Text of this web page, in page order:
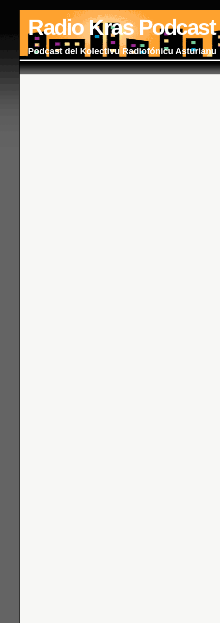
Radio Kras Podcast
Podcast del Kolectivu Radiofónicu Asturianu